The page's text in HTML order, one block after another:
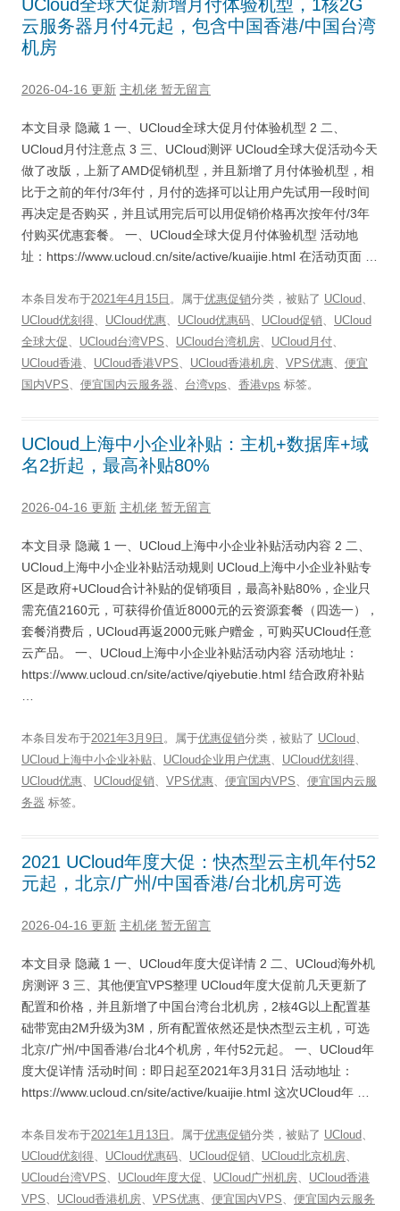
UCloud全球大促新增月付体验机型，1核2G
云服务器月付4元起，包含中国香港/中国台湾
机房
2026-04-16 更新 主机佬 暂无留言
本文目录 隐藏 1 一、UCloud全球大促月付体验机型 2 二、
UCloud月付注意点 3 三、UCloud测评 UCloud全球大促活动今天
做了改版，上新了AMD促销机型，并且新增了月付体验机型，相
比于之前的年付/3年付，月付的选择可以让用户先试用一段时间
再决定是否购买，并且试用完后可以用促销价格再次按年付/3年
付购买优惠套餐。 一、UCloud全球大促月付体验机型 活动地
址：https://www.ucloud.cn/site/active/kuaijie.html 在活动页面 …
本条目发布于2021年4月15日 。属于优惠促销分类，被贴了 UCloud
UCloud优刻得
UCloud优惠 UCloud优惠码 UCloud促销
UCloud
全球大促
UCloud台湾VPS UCloud台湾机房 UCloud月付
UCloud香港
UCloud香港VPS UCloud香港机房 VPS优惠
便宜
国内VPS
便宜国内云服务器 台湾vps 香港vps 标签。
UCloud上海中小企业补贴：主机+数据库+域
名2折起，最高补贴80%
2026-04-16 更新 主机佬 暂无留言
本文目录 隐藏 1 一、UCloud上海中小企业补贴活动内容 2 二、
UCloud上海中小企业补贴活动规则 UCloud上海中小企业补贴专
区是政府+UCloud合计补贴的促销项目，最高补贴80%，企业只
需充值2160元，可获得价值近8000元的云资源套餐（四选一），
套餐消费后，UCloud再返2000元账户赠金，可购买UCloud任意
云产品。 一、UCloud上海中小企业补贴活动内容 活动地址：
https://www.ucloud.cn/site/active/qiyebutie.html 结合政府补贴
本条目发布于2021年3月9日 。属于优惠促销分类，被贴了 UCloud
UCloud上海中小企业补贴
UCloud企业用户优惠 UCloud优刻得
UCloud优惠
UCloud促销 VPS优惠 便宜国内VPS
便宜国内云服
务器 标签。
2021 UCloud年度大促：快杰型云主机年付52
元起，北京/广州/中国香港/台北机房可选
2026-04-16 更新 主机佬 暂无留言
本文目录 隐藏 1 一、UCloud年度大促详情 2 二、UCloud海外机
房测评 3 三、其他便宜VPS整理 UCloud年度大促前几天更新了
配置和价格，并且新增了中国台湾台北机房，2核4G以上配置基
础带宽由2M升级为3M，所有配置依然还是快杰型云主机，可选
北京/广州/中国香港/台北4个机房，年付52元起。 一、UCloud年
度大促详情 活动时间：即日起至2021年3月31日 活动地址：
https://www.ucloud.cn/site/active/kuaijie.html 这次UCloud年 …
本条目发布于2021年1月13日 。属于优惠促销分类，被贴了 UCloud
UCloud优刻得
UCloud优惠码 UCloud促销 UCloud北京机房
UCloud台湾VPS
UCloud年度大促 UCloud广州机房
UCloud香港
VPS
UCloud香港机房 VPS优惠 便宜国内VPS
便宜国内云服务